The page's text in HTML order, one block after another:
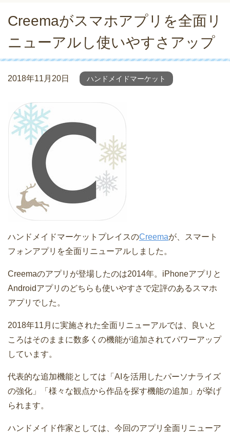
Creemaがスマホアプリを全面リ
ニューアルし使いやすさアップ
2018年11月20日 ハンドメイドマーケット
ハンドメイドマーケットプレイスのCreemaが、スマート
フォンアプリを全面リニューアルしました。
Creemaのアプリが登場したのは2014年。iPhoneアプリと
Androidアプリのどちらも使いやすさで定評のあるスマホ
アプリでした。
2018年11月に実施された全面リニューアルでは、良いと
ころはそのままに数多くの機能が追加されてパワーアップ
しています。
代表的な追加機能としては「AIを活用したパーソナライズ
の強化」「様々な観点から作品を探す機能の追加」が挙げ
られます。
ハンドメイド作家としては、今回のアプリ全面リニューア